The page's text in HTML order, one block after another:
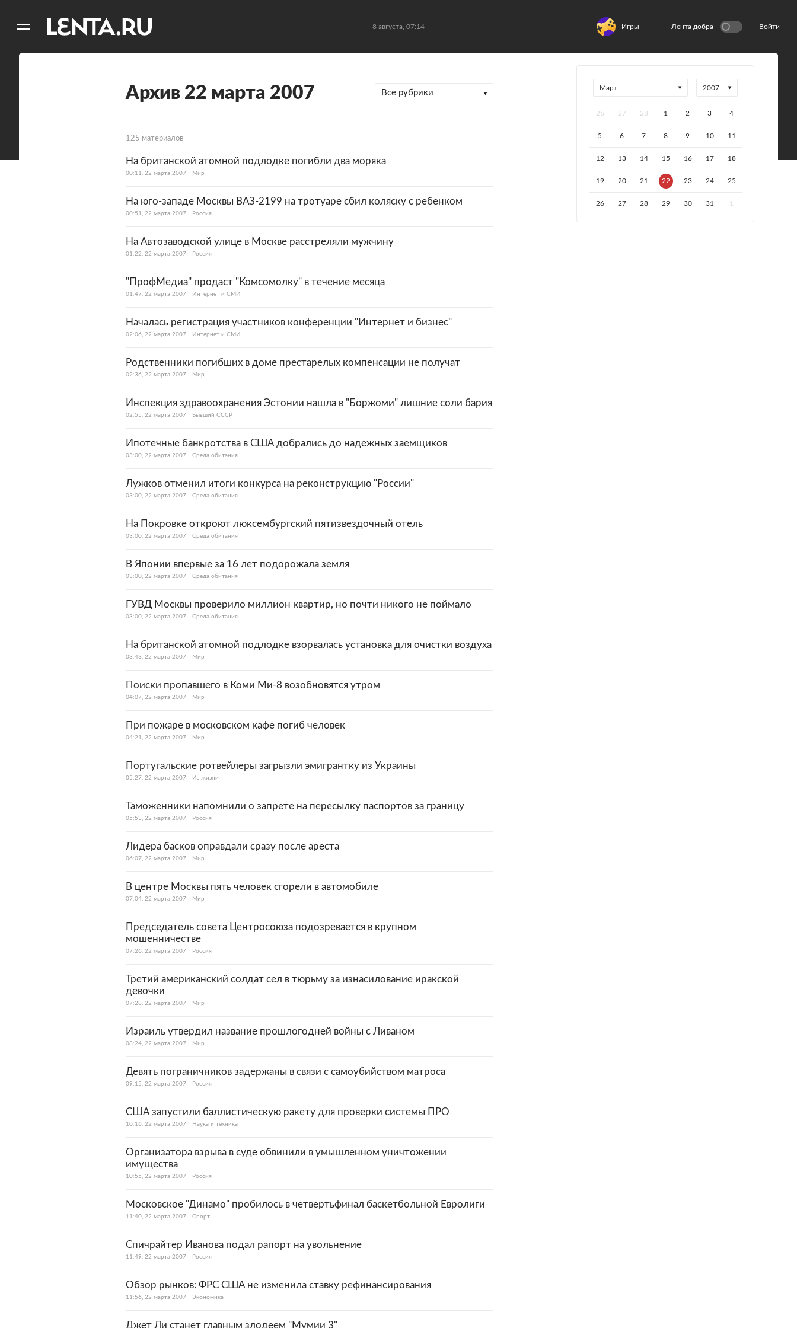
8 августа, 07:14 Игры Лента добра Войти
Архив 22 марта 2007 Все рубрики
125 материалов
На британской атомной подлодке погибли два моряка
00:11, 22 марта 2007 Мир
На юго-западе Москвы ВАЗ-2199 на тротуаре сбил коляску с ребенком
00:51, 22 марта 2007 Россия
На Автозаводской улице в Москве расстреляли мужчину
01:22, 22 марта 2007 Россия
"ПрофМедиа" продаст "Комсомолку" в течение месяца
01:47, 22 марта 2007 Интернет и СМИ
Началась регистрация участников конференции "Интернет и бизнес"
02:06, 22 марта 2007 Интернет и СМИ
Родственники погибших в доме престарелых компенсации не получат
02:36, 22 марта 2007 Мир
Инспекция здравоохранения Эстонии нашла в "Боржоми" лишние соли бария
02:55, 22 марта 2007 Бывший СССР
Ипотечные банкротства в США добрались до надежных заемщиков
03:00, 22 марта 2007 Среда обитания
Лужков отменил итоги конкурса на реконструкцию "России"
03:00, 22 марта 2007 Среда обитания
На Покровке откроют люксембургский пятизвездочный отель
03:00, 22 марта 2007 Среда обитания
В Японии впервые за 16 лет подорожала земля
03:00, 22 марта 2007 Среда обитания
ГУВД Москвы проверило миллион квартир, но почти никого не поймало
03:00, 22 марта 2007 Среда обитания
На британской атомной подлодке взорвалась установка для очистки воздуха
03:43, 22 марта 2007 Мир
Поиски пропавшего в Коми Ми-8 возобновятся утром
04:07, 22 марта 2007 Мир
При пожаре в московском кафе погиб человек
04:21, 22 марта 2007 Мир
Португальские ротвейлеры загрызли эмигрантку из Украины
05:27, 22 марта 2007 Из жизни
Таможенники напомнили о запрете на пересылку паспортов за границу
05:53, 22 марта 2007 Россия
Лидера басков оправдали сразу после ареста
06:07, 22 марта 2007 Мир
В центре Москвы пять человек сгорели в автомобиле
07:04, 22 марта 2007 Мир
Председатель совета Центросоюза подозревается в крупном
мошенничестве
07:26, 22 марта 2007 Россия
Третий американский солдат сел в тюрьму за изнасилование иракской
девочки
07:28, 22 марта 2007 Мир
Израиль утвердил название прошлогодней войны с Ливаном
08:24, 22 марта 2007 Мир
Девять пограничников задержаны в связи с самоубийством матроса
09:15, 22 марта 2007 Россия
США запустили баллистическую ракету для проверки системы ПРО
10:16, 22 марта 2007 Наука и техника
Организатора взрыва в суде обвинили в умышленном уничтожении
имущества
10:55, 22 марта 2007 Россия
Московское "Динамо" пробилось в четвертьфинал баскетбольной Евролиги
11:40, 22 марта 2007 Спорт
Спичрайтер Иванова подал рапорт на увольнение
11:49, 22 марта 2007 Россия
Обзор рынков: ФРС США не изменила ставку рефинансирования
11:56, 22 марта 2007 Экономика
Джет Ли станет главным злодеем "Мумии 3"
26 27 28 1 2 3 4
5 6 7 8 9 10 11
12 13 14 15 16 17 18
19 20 21 22 23 24 25
26 27 28 29 30 31 1